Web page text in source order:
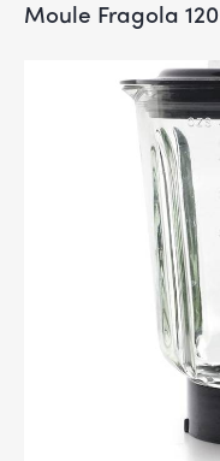
Moule Fragola 120